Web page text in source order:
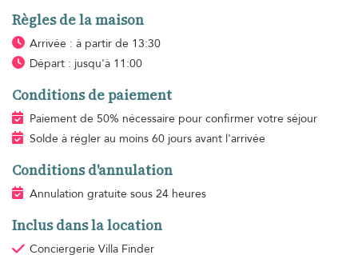
Règles de la maison
Arrivée : à partir de 13:30
Départ : jusqu'à 11:00
Conditions de paiement
Paiement de 50% nécessaire pour confirmer votre séjour
Solde à régler au moins 60 jours avant l'arrivée
Conditions d'annulation
Annulation gratuite sous 24 heures
Inclus dans la location
Conciergerie Villa Finder